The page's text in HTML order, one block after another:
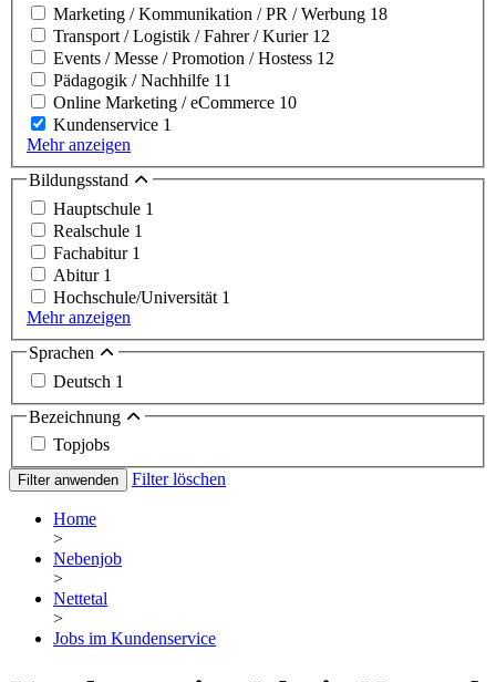
Marketing / Kommunikation / PR / Werbung 18
Transport / Logistik / Fahrer / Kurier 12
Events / Messe / Promotion / Hostess 12
Pädagogik / Nachhilfe 11
Online Marketing / eCommerce 10
Kundenservice 1
Mehr anzeigen
Bildungsstand
Hauptschule 1
Realschule 1
Fachabitur 1
Abitur 1
Hochschule/Universität 1
Mehr anzeigen
Sprachen
Deutsch 1
Bezeichnung
Topjobs
Filter anwenden Filter löschen
Home
>
Nebenjob
>
Nettetal
>
Jobs im Kundenservice